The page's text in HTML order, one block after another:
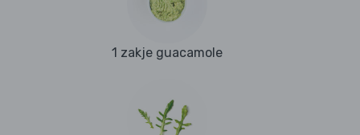
1 zakje guacamole